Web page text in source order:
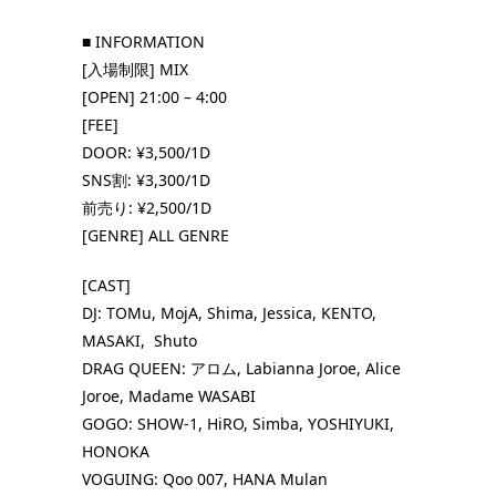
■ INFORMATION
[入場制限] MIX
[OPEN] 21:00 – 4:00
[FEE]
DOOR: ¥3,500/1D
SNS割: ¥3,300/1D
前売り: ¥2,500/1D
[GENRE] ALL GENRE
[CAST]
DJ: TOMu, MojA, Shima, Jessica, KENTO,
MASAKI, Shuto
DRAG QUEEN: アロム, Labianna Joroe, Alice
Joroe, Madame WASABI
GOGO: SHOW-1, HiRO, Simba, YOSHIYUKI,
HONOKA
VOGUING: Qoo 007, HANA Mulan